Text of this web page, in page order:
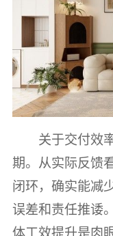
关于交付效
期。从实际反馈
闭环，确实能减
误差和责任推诿
体工效提升是肉